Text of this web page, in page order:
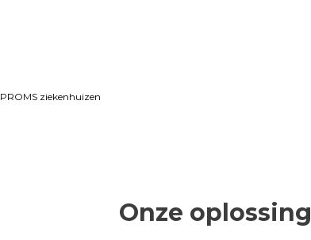
PROMS ziekenhuizen
Onze oplossing